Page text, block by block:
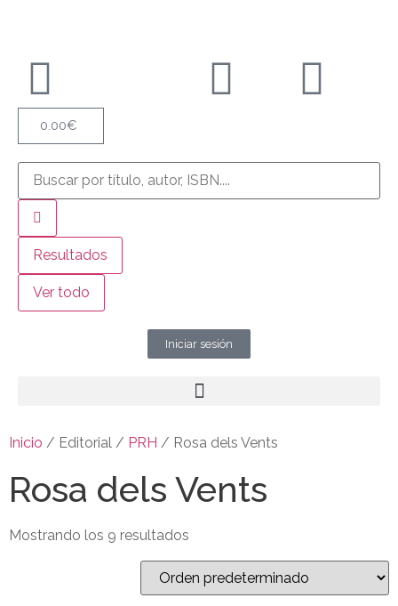
0.00€
Resultados
Ver todo
Iniciar sesión
Inicio / Editorial / PRH / Rosa dels Vents
Rosa dels Vents
Mostrando los 9 resultados